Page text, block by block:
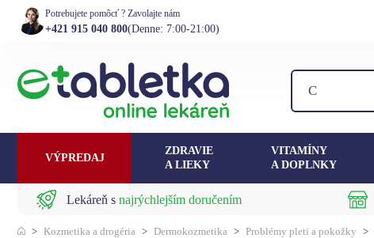
Potrebujete pomôcť ? Zavolajte nám
+421 915 040 800(Denne: 7:00-21:00)
VÝPREDAJ
ZDRAVIE
A LIEKY
VITAMÍNY
A DOPLNKY
Lekáreň snajrýchlejším doručením
> Kozmetika a drogéria > Dermokozmetika > Problémy pleti a pokožky >